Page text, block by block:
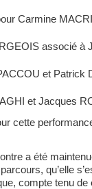
Carmine
associé à
et Patrick
et Jacques
cette
a été
qu’elle
compte tenu de